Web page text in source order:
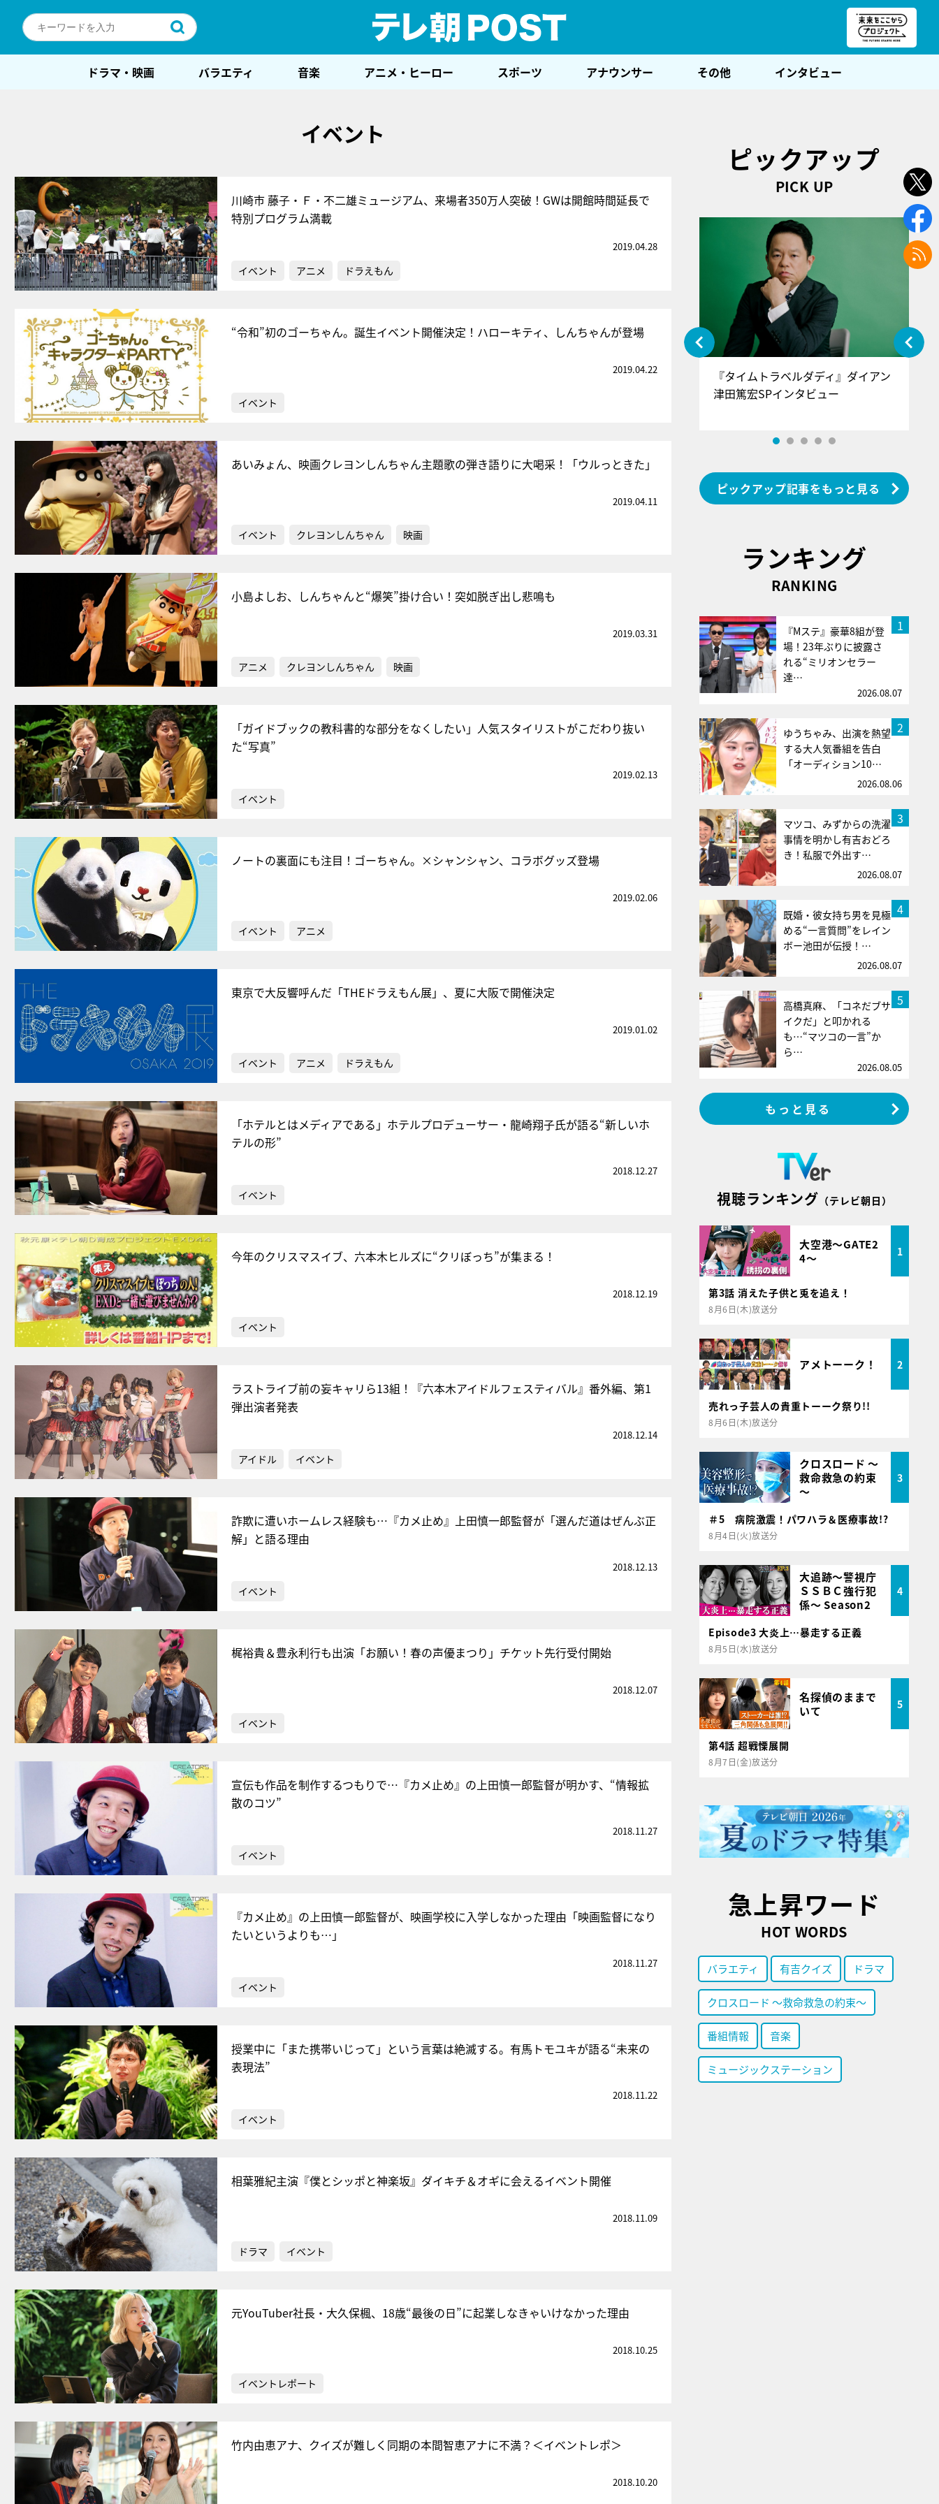
ドラマ・映画 バラエティ 音楽 アニメ・ヒーロー スポーツ アナウンサー その他 インタビュー
イベント
川崎市 藤子・Ｆ・不二雄ミュージアム、来場者350万人突破！GWは開館時間延長で
特別プログラム満載
2019.04.28
イベント アニメ ドラえもん
“令和”初のゴーちゃん。誕生イベント開催決定！ハローキティ、しんちゃんが登場
2019.04.22
イベント
あいみょん、映画クレヨンしんちゃん主題歌の弾き語りに大喝采！「ウルっときた」
2019.04.11
イベント クレヨンしんちゃん 映画
小島よしお、しんちゃんと“爆笑”掛け合い！突如脱ぎ出し悲鳴も
2019.03.31
アニメ クレヨンしんちゃん 映画
「ガイドブックの教科書的な部分をなくしたい」人気スタイリストがこだわり抜い
た“写真”
2019.02.13
イベント
ノートの裏面にも注目！ゴーちゃん。×シャンシャン、コラボグッズ登場
2019.02.06
イベント アニメ
東京で大反響呼んだ「THEドラえもん展」、夏に大阪で開催決定
2019.01.02
イベント アニメ ドラえもん
「ホテルとはメディアである」ホテルプロデューサー・龍崎翔子氏が語る“新しいホ
テルの形”
2018.12.27
イベント
今年のクリスマスイブ、六本木ヒルズに“クリぼっち”が集まる！
2018.12.19
イベント
ラストライブ前の妄キャリら13組！『六本木アイドルフェスティバル』番外編、第1
弾出演者発表
2018.12.14
アイドル イベント
詐欺に遭いホームレス経験も…『カメ止め』上田慎一郎監督が「選んだ道はぜんぶ正
解」と語る理由
2018.12.13
イベント
梶裕貴＆豊永利行も出演「お願い！春の声優まつり」チケット先行受付開始
2018.12.07
イベント
宣伝も作品を制作するつもりで…『カメ止め』の上田慎一郎監督が明かす、“情報拡
散のコツ”
2018.11.27
イベント
『カメ止め』の上田慎一郎監督が、映画学校に入学しなかった理由「映画監督になり
たいというよりも…」
2018.11.27
イベント
授業中に「また携帯いじって」という言葉は絶滅する。有馬トモユキが語る“未来の
表現法”
2018.11.22
イベント
相葉雅紀主演『僕とシッポと神楽坂』ダイキチ＆オギに会えるイベント開催
2018.11.09
ドラマ イベント
元YouTuber社長・大久保楓、18歳“最後の日”に起業しなきゃいけなかった理由
2018.10.25
イベントレポート
竹内由恵アナ、クイズが難しく同期の本間智恵アナに不満？＜イベントレポ＞
2018.10.20
ピックアップ
PICK UP
『アイ＝ラブ！げーみんぐ』＝LOV
『タイムトラベルダディ』ダイアン
津田篤宏SPインタビュー
ピックアップ記事をもっと見る
ランキング
RANKING
1
『Mステ』豪華8組が登
場！23年ぶりに披露さ
れる“ミリオンセラー
達…
2026.08.07
2
ゆうちゃみ、出演を熱望
する大人気番組を告白
「オーディション10…
2026.08.06
3
マツコ、みずからの洗濯
事情を明かし有吉おどろ
き！私服で外出す…
2026.08.07
4
既婚・彼女持ち男を見極
める“一言質問”をレイン
ボー池田が伝授！…
2026.08.07
5
高橋真麻、「コネだブサ
イクだ」と叩かれる
も…“マツコの一言”か
ら…
2026.08.05
もっと見る
視聴ランキング （テレビ朝日）
大空港～GATE2
4～
1
第3話 消えた子供と兎を追え！
8月6日(木)放送分
アメトーーク！ 2
売れっ子芸人の貴重トーーク祭り!!
8月6日(木)放送分
クロスロード ～
救命救急の約束
～
3
＃5 病院激震！パワハラ＆医療事故!?
8月4日(火)放送分
大追跡～警視庁
ＳＳＢＣ強行犯
係～ Season2
4
Episode3 大炎上…暴走する正義
8月5日(水)放送分
名探偵のままで
いて
5
第4話 超戦慄展開
8月7日(金)放送分
急上昇ワード
HOT WORDS
バラエティ 有吉クイズ ドラマ
クロスロード ～救命救急の約束～
番組情報 音楽
ミュージックステーション